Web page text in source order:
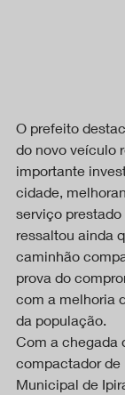
O prefeito
do novo veículo
importante
cidade,
serviço
ressaltou ainda
caminhão
prova do
com a melhoria
da população.
Com a chegada
compactador de
Municipal de